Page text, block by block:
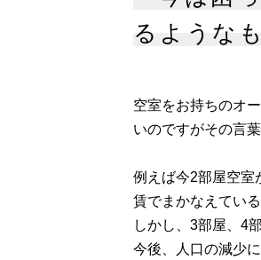
るような
空室をお持ちのオ
いのですがその言
例えば今2部屋空室
賃でまかなえてい
しかし、3部屋、4
今後、人口の減少